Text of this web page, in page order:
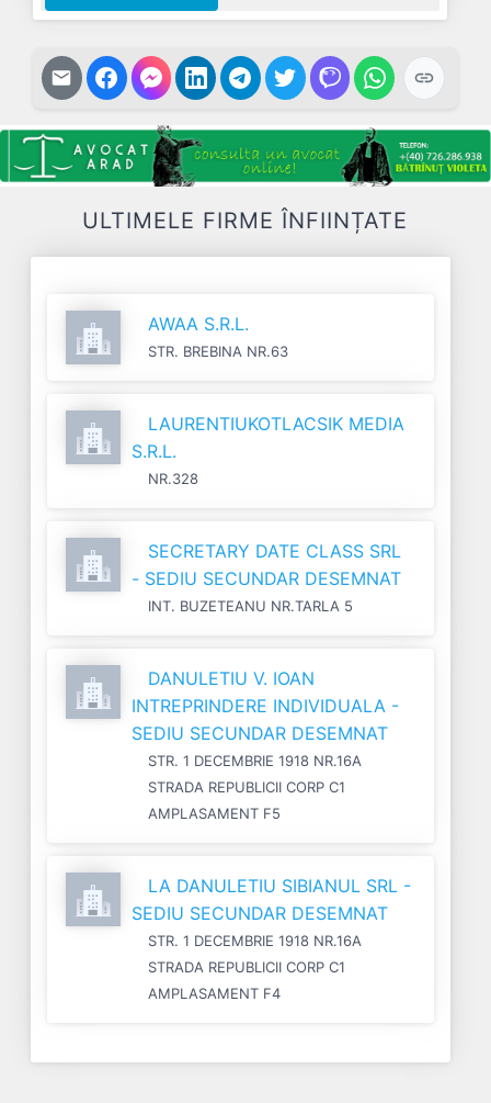
ULTIMELE FIRME ÎNFIINȚATE
AWAA S.R.L.
STR. BREBINA NR.63
LAURENTIUKOTLACSIK MEDIA
S.R.L.
NR.328
SECRETARY DATE CLASS SRL
- SEDIU SECUNDAR DESEMNAT
INT. BUZETEANU NR.TARLA 5
DANULETIU V. IOAN
INTREPRINDERE INDIVIDUALA -
SEDIU SECUNDAR DESEMNAT
STR. 1 DECEMBRIE 1918 NR.16A
STRADA REPUBLICII CORP C1
AMPLASAMENT F5
LA DANULETIU SIBIANUL SRL -
SEDIU SECUNDAR DESEMNAT
STR. 1 DECEMBRIE 1918 NR.16A
STRADA REPUBLICII CORP C1
AMPLASAMENT F4